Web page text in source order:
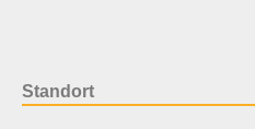
Standort